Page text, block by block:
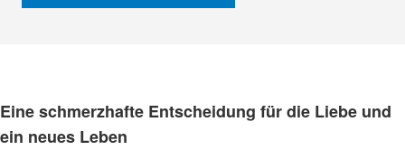
Eine schmerzhafte Entscheidung für die Liebe und
ein neues Leben